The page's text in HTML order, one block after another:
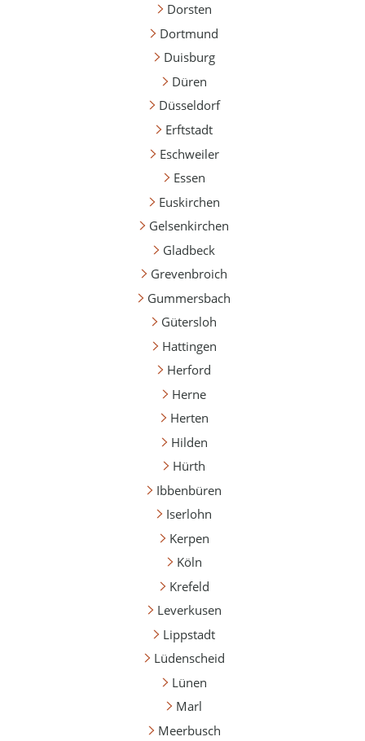
Dorsten
Dortmund
Duisburg
Düren
Düsseldorf
Erftstadt
Eschweiler
Essen
Euskirchen
Gelsenkirchen
Gladbeck
Grevenbroich
Gummersbach
Gütersloh
Hattingen
Herford
Herne
Herten
Hilden
Hürth
Ibbenbüren
Iserlohn
Kerpen
Köln
Krefeld
Leverkusen
Lippstadt
Lüdenscheid
Lünen
Marl
Meerbusch